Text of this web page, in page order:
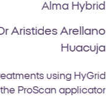
Alma Hybrid
Aristides Arellano
Huacuja
using HyGrid
ProScan applicator.